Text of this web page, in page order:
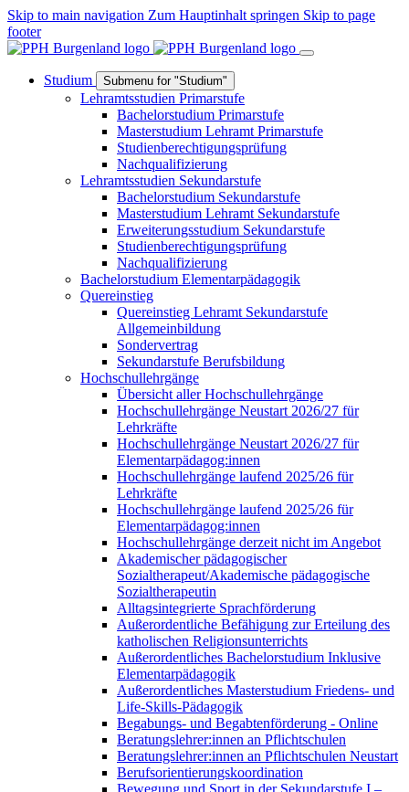
Skip to main navigation Zum Hauptinhalt springen Skip to page
footer
Studium Submenu for "Studium"
Lehramtsstudien Primarstufe
Bachelorstudium Primarstufe
Masterstudium Lehramt Primarstufe
Studienberechtigungsprüfung
Nachqualifizierung
Lehramtsstudien Sekundarstufe
Bachelorstudium Sekundarstufe
Masterstudium Lehramt Sekundarstufe
Erweiterungsstudium Sekundarstufe
Studienberechtigungsprüfung
Nachqualifizierung
Bachelorstudium Elementarpädagogik
Quereinstieg
Quereinstieg Lehramt Sekundarstufe
Allgemeinbildung
Sondervertrag
Sekundarstufe Berufsbildung
Hochschullehrgänge
Übersicht aller Hochschullehrgänge
Hochschullehrgänge Neustart 2026/27 für
Lehrkräfte
Hochschullehrgänge Neustart 2026/27 für
Elementarpädagog:innen
Hochschullehrgänge laufend 2025/26 für
Lehrkräfte
Hochschullehrgänge laufend 2025/26 für
Elementarpädagog:innen
Hochschullehrgänge derzeit nicht im Angebot
Akademischer pädagogischer
Sozialtherapeut/Akademische pädagogische
Sozialtherapeutin
Alltagsintegrierte Sprachförderung
Außerordentliche Befähigung zur Erteilung des
katholischen Religionsunterrichts
Außerordentliches Bachelorstudium Inklusive
Elementarpädagogik
Außerordentliches Masterstudium Friedens- und
Life-Skills-Pädagogik
Begabungs- und Begabtenförderung - Online
Beratungslehrer:innen an Pflichtschulen
Beratungslehrer:innen an Pflichtschulen Neustart
Berufsorientierungskoordination
Bewegung und Sport in der Sekundarstufe I –